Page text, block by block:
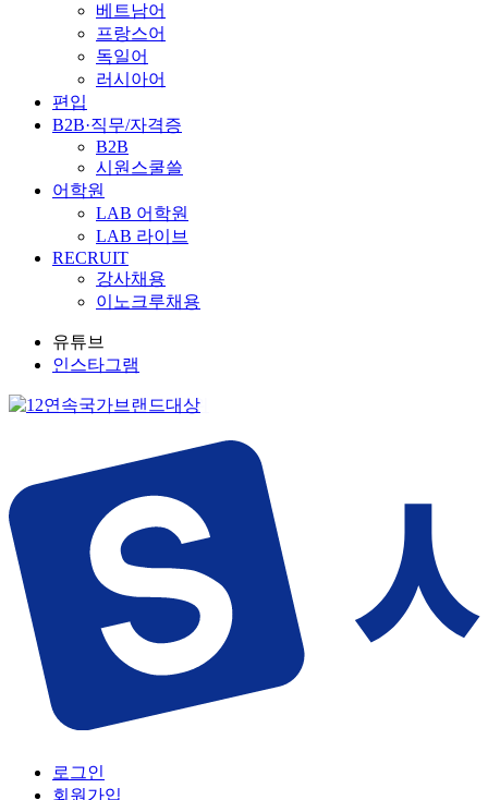
베트남어
프랑스어
독일어
러시아어
편입
B2B·직무/자격증
B2B
시원스쿨쓸
어학원
LAB 어학원
LAB 라이브
RECRUIT
강사채용
이노크루채용
유튜브
인스타그램
로그인
회원가입